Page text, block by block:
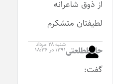
از ذوق شاعرانه
لطیفتان متشکرم
حافظطلعتی
گفت:
شنبه ۲۸ مرداد
۱۳۹۱ در ۱۸:۳۶